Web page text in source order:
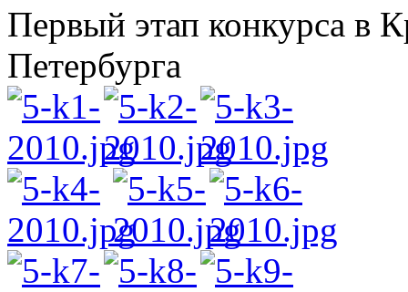
Первый этап конкурса в
Петербурга